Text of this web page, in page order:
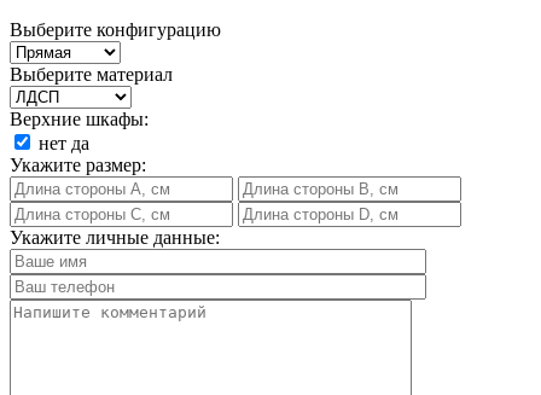
Выберите конфигурацию
Выберите материал
Верхние шкафы:
нет да
Укажите размер:
Укажите личные данные: